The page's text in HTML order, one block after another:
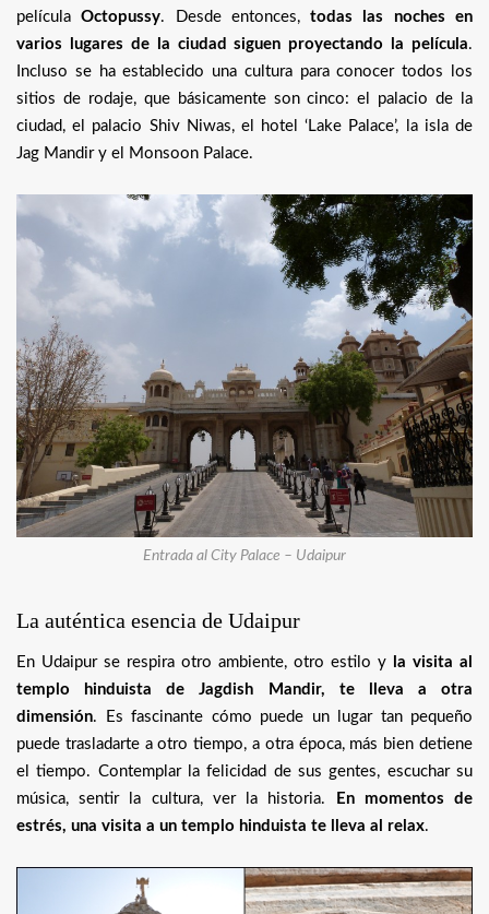
películaOctopussy. Desde entonces,todas las noches en
varios lugares de la ciudad siguen proyectando la película.
Incluso se ha establecido una cultura para conocer todos los
sitios de rodaje, que básicamente son cinco: el palacio de la
ciudad, el palacio Shiv Niwas, el hotel ‘Lake Palace’, la isla de
Jag Mandir y el Monsoon Palace.
Entrada al City Palace – Udaipur
La auténtica esencia de Udaipur
En Udaipur se respira otro ambiente, otro estilo y
la visita al
templo hinduista de Jagdish Mandir, te lleva a otra
dimensión. Es fascinante cómo puede un lugar tan pequeño
puede trasladarte a otro tiempo, a otra época, más bien detiene
el tiempo. Contemplar la felicidad de sus gentes, escuchar su
música, sentir la cultura, ver la historia.
En momentos de
estrés, una visita a un templo hinduista te lleva al relax.